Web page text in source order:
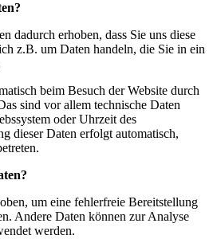
dadurch erhoben, dass Sie uns diese
z.B. um Daten handeln, die Sie in ein
beim Besuch der Website durch
sind vor allem technische Daten
oder Uhrzeit des
dieser Daten erfolgt automatisch,
um eine fehlerfreie Bereitstellung
Andere Daten können zur Analyse
werden.